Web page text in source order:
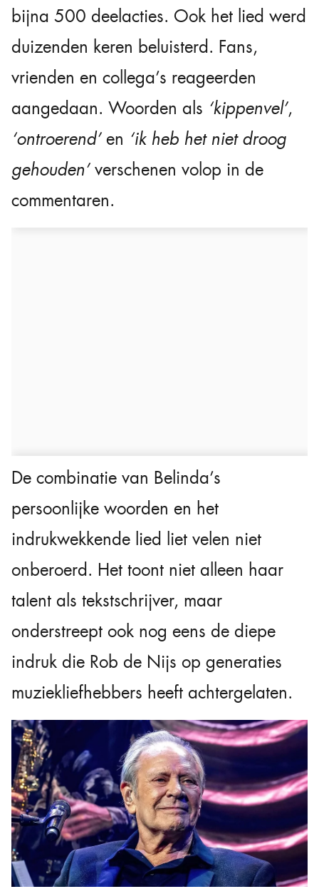
bijna 500 deelacties. Ook het lied werd
duizenden keren beluisterd. Fans,
vrienden en collega’s reageerden
aangedaan. Woorden als ‘kippenvel’,
‘ontroerend’en ‘ik heb het niet droog
gehouden’verschenen volop in de
commentaren.
De combinatie van Belinda’s
persoonlijke woorden en het
indrukwekkende lied liet velen niet
onberoerd. Het toont niet alleen haar
talent als tekstschrijver, maar
onderstreept ook nog eens de diepe
indruk die Rob de Nijs op generaties
muziekliefhebbers heeft achtergelaten.